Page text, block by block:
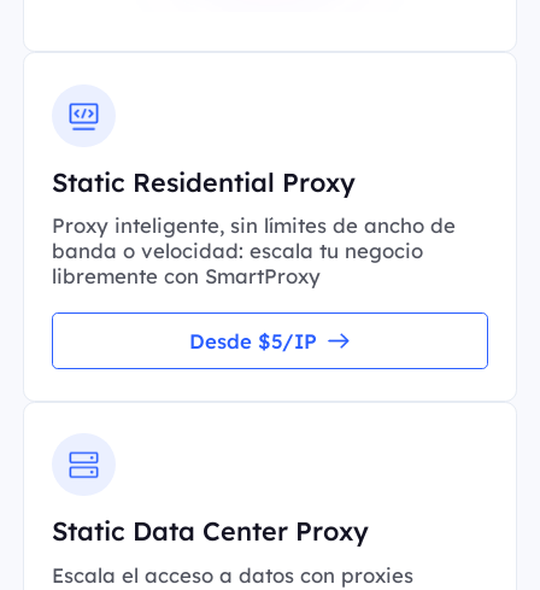
Static Residential Proxy
Proxy inteligente, sin límites de ancho de
banda o velocidad: escala tu negocio
libremente con SmartProxy
Desde $5/IP
Static Data Center Proxy
Escala el acceso a datos con proxies